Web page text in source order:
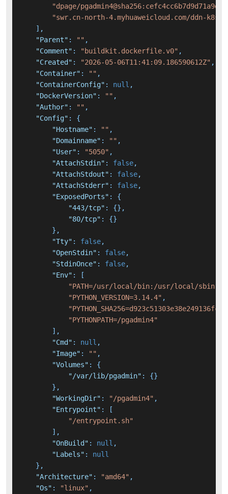
"dpage/
"swr.cn-north-4.myhuaweicloud.com/ddn-k8s/
] ,
"Parent" : "" ,
"Comment" : "buildkit.dockerfile.v0" ,
"Created" : "2026-05-06T11:41:09.186590612Z" ,
"Container" : "" ,
"ContainerConfig" : null ,
"DockerVersion" : "" ,
"Author" : "" ,
"Config" :
{
"Hostname" : "" ,
"Domainname" : "" ,
"User" : "5050" ,
"AttachStdin" : false,
"AttachStdout" : false,
"AttachStderr" : false,
"ExposedPorts" :
{
"443/tcp" : {} ,
"80/tcp" : {}
} ,
"Tty" : false,
"OpenStdin" : false,
"StdinOnce" : false,
"Env" :
[
"PATH=/usr/local/bin:/usr/local/
"PYTHON_VERSION=3.14.4" ,
"PYTHONPATH=/pgadmin4"
] ,
"Cmd" : null ,
"Image" : "" ,
"Volumes" :
{
"/var/lib/pgadmin" : {}
} ,
"WorkingDir" : "/pgadmin4" ,
"Entrypoint" :
[
"/entrypoint.sh"
] ,
"OnBuild" : null ,
"Labels" :
null
} ,
"Architecture" : "amd64" ,
"Os" : "linux" ,